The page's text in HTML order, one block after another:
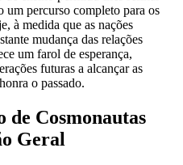
um percurso completo para os
à medida que as nações
mudança das relações
um farol de esperança,
futuras a alcançar as
o passado.
de Cosmonautas
Geral